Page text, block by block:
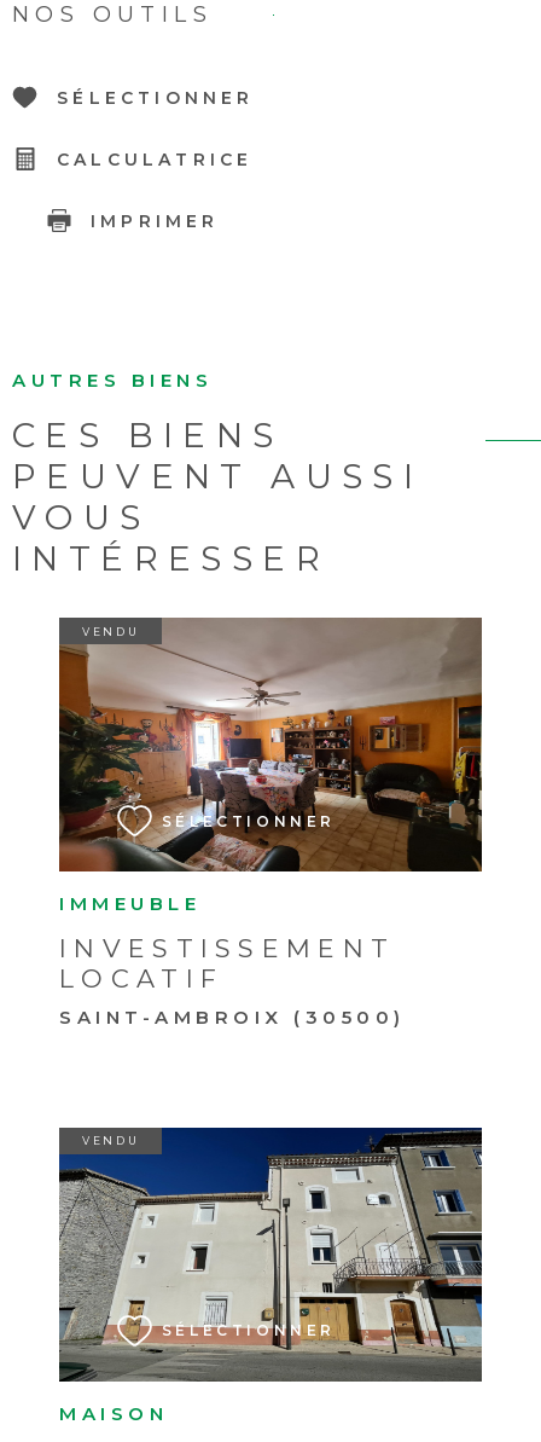
NOS OUTILS
SÉLECTIONNER
CALCULATRICE
IMPRIMER
AUTRES BIENS
CES BIENS
PEUVENT AUSSI
VOUS
INTÉRESSER
IMMEUBLE
INVESTISSEMENT
LOCATIF
SAINT-AMBROIX (30500)
VENDU
SÉLECTIONNER
VOIR LE BIEN
MAISON
VENDU
SÉLECTIONNER
VOIR LE BIEN